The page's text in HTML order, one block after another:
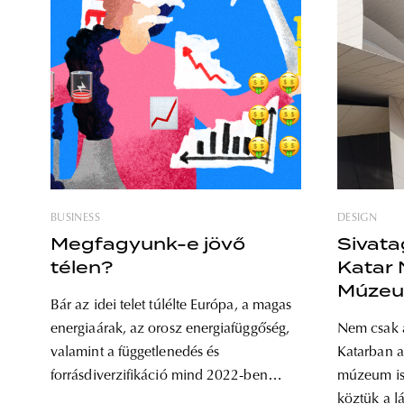
BUSINESS
Megfagyunk-e jövő
télen?
Bár az idei telet túlélte Európa, a magas
energiaárak, az orosz energiafüggőség,
valamint a függetlenedés és
forrásdiverzifikáció mind 2022-ben
DESIGN
Katar
Nem csak
Katarban
múzeum
köztük a